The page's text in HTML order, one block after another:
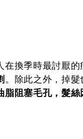
換季時最討厭的
。除此之外，掉髮
脂阻塞毛孔，髮